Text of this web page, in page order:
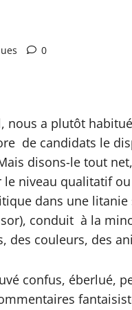
0
nous a plutôt
de candidats le
disons-le tout
le niveau qualitatif
dans une litanie
conduit à la
des couleurs, des
confus, éberlué,